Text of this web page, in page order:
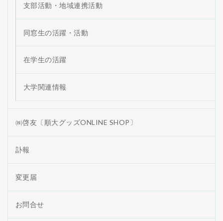
支部活動・地域連携活動
同窓生の活躍・活動
在学生の活躍
大学関連情報
㈱啓友〔順大グッズONLINE SHOP〕
訃報
変更届
お問合せ